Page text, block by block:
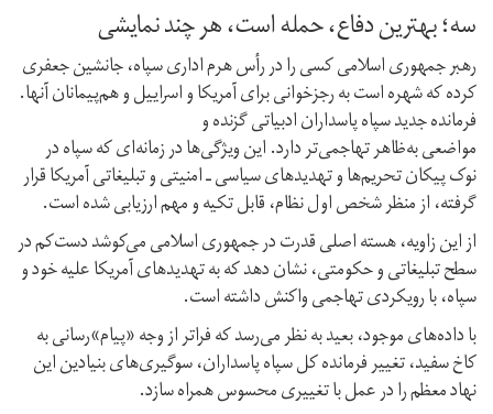
سه؛ بهترین دفاع، حمله است، هر چند نمایشی
رهبر جمهوری اسلامی کسی را در رأس هرم اداری سپاه، جانشین جعفری
کرده که شهره است به رجزخوانی برای آمریکا و اسراییل و هم‌پیمانان آنها.
فرمانده جدید سپاه پاسداران ادبیاتی گزنده و
مواضعی به‌ظاهر تهاجمی‌تر دارد. این ویژگی‌ها در زمانه‌ای که سپاه در
نوک پیکان تحریم‌ها و تهدیدهای سیاسی ـ امنیتی و تبلیغاتی آمریکا قرار
گرفته، از منظر شخص اول نظام، قابل تکیه و مهم ارزیابی شده است.
از این زاویه، هسته اصلی قدرت در جمهوری اسلامی می‌کوشد دست‌کم در
سطح تبلیغاتی و حکومتی، نشان دهد که به تهدیدهای آمریکا علیه خود و
سپاه، با رویکردی تهاجمی واکنش داشته است.
با داده‌های موجود، بعید به نظر می‌رسد که فراتر از وجه «پیام»رسانی به
کاخ سفید، تغییر فرمانده کل سپاه پاسداران، سوگیری‌های بنیادین این
نهاد معظم ‌را در عمل با تغییری محسوس همراه سازد.